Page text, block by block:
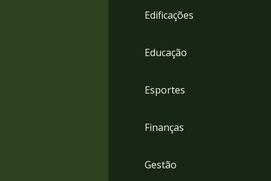
Edificações
Educação
Esportes
Finanças
Gestão